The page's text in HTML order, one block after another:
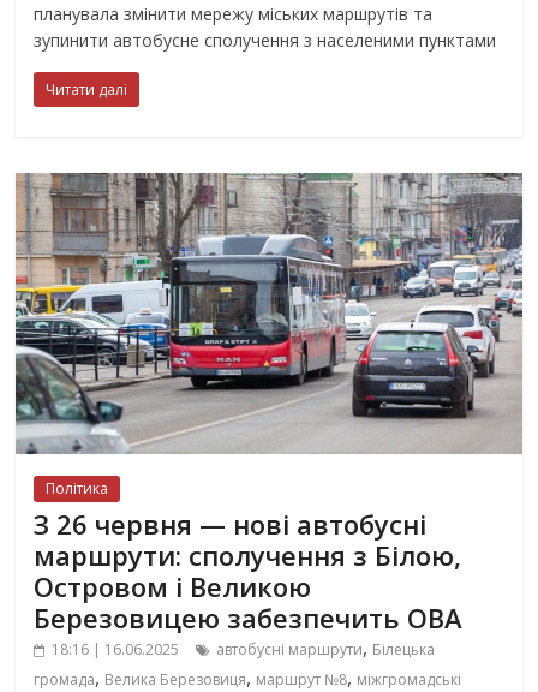
планувала змінити мережу міських маршрутів та
зупинити автобусне сполучення з населеними пунктами
Читати далі
Політика
З 26 червня — нові автобусні
маршрути: сполучення з Білою,
Островом і Великою
Березовицею забезпечить ОВА
18:16 | 16.06.2025 автобусні маршрути, Білецька
громада, Велика Березовиця, маршрут №8, міжгромадські